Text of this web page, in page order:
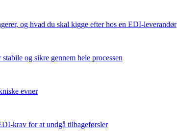
og hvad du skal kigge efter hos en EDI-leverandør
og sikre gennem hele processen
evner
krav for at undgå tilbageførsler